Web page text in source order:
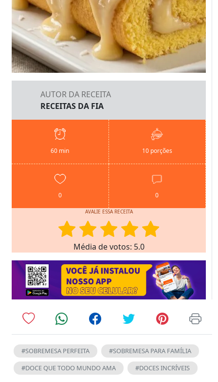
AUTOR DA RECEITA
RECEITAS DA FIA
60 min 10 porções
0 0
AVALIE ESSA RECEITA
Média de votos: 5.0
#SOBREMESA PERFEITA
#SOBREMESA PARA FAMÍLIA
#DOCE QUE TODO MUNDO AMA
#DOCES INCRÍVEIS